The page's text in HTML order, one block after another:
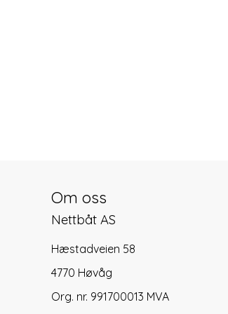
Om oss
Nettbåt AS
Hæstadveien 58
4770 Høvåg
Org. nr. 991700013 MVA